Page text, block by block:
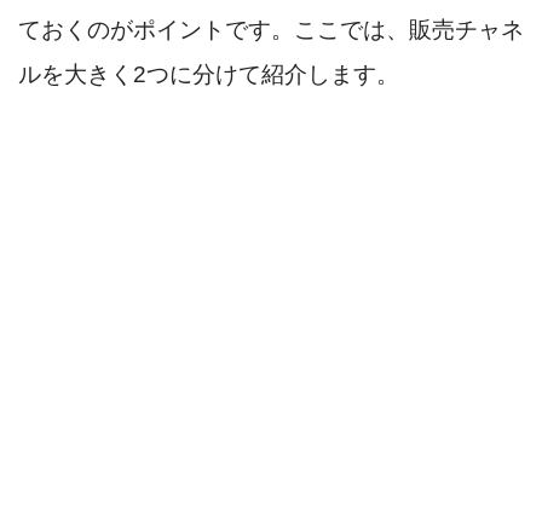
ておくのがポイントです。ここでは、販売チャネ
ルを大きく2つに分けて紹介します。